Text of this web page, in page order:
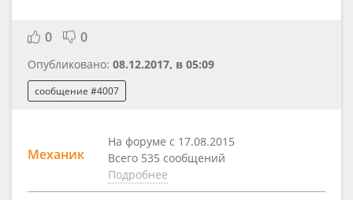
0 0
Опубликовано: 08.12.2017, в 05:09
сообщение #4007
Механик
На форуме с 17.08.2015
Всего 535 сообщений
Подробнее